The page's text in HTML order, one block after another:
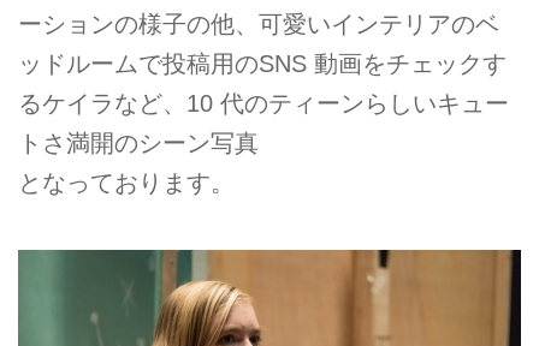
ーションの様⼦の他、可愛いインテリアのベ
ッドルームで投稿⽤のSNS 動画をチェックす
るケイラなど、10 代のティーンらしいキュー
トさ満開のシーン写真
となっております。